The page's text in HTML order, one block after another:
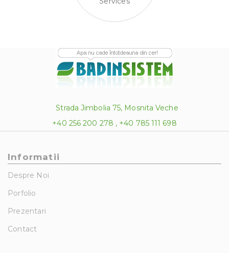
Strada Jimbolia 75, Mosnita Veche
+40 256 200 278 , +40 785 111 698
Informatii
Despre Noi
Porfolio
Prezentari
Contact